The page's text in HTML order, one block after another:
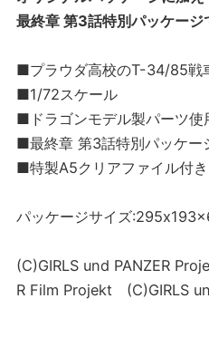
最終章 第3話特別パッケージ
■プラウダ高校のT-34/85戦
■1/72スケール
■ドラゴンモデル製パーツ使
■最終章 第3話特別パッケー
■特製A5クリアファイル付き
パッケージサイズ
(C)GIRLS und PANZER
R Film Projekt (C)GIRLS